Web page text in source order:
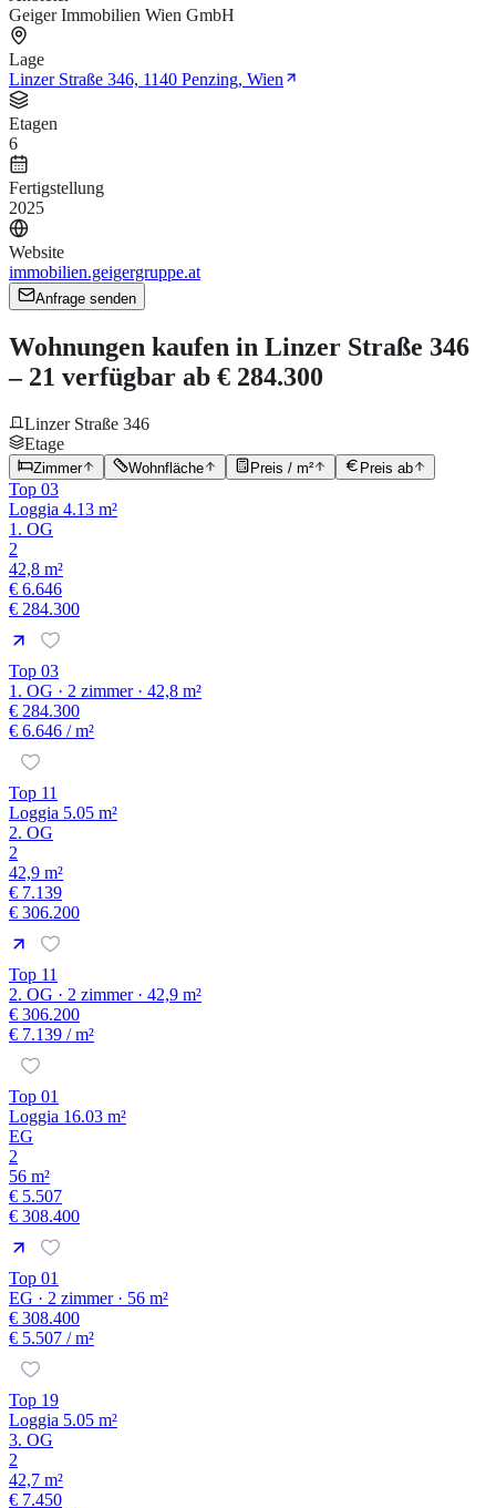
Geiger Immobilien Wien GmbH
Lage
Linzer Straße 346, 1140 Penzing, Wien
Etagen
6
Fertigstellung
2025
Website
immobilien.geigergruppe.at
Anfrage senden
Wohnungen kaufen in Linzer Straße 346
– 21 verfügbar ab € 284.300
Linzer Straße 346
Etage
Zimmer Wohnfläche Preis / m² Preis ab
Top 03
Loggia 4.13 m²
1. OG
2
42,8 m²
€ 6.646
€ 284.300
Top 03
1. OG · 2 zimmer · 42,8 m²
€ 284.300
€ 6.646 / m²
Top 11
Loggia 5.05 m²
2. OG
2
42,9 m²
€ 7.139
€ 306.200
Top 11
2. OG · 2 zimmer · 42,9 m²
€ 306.200
€ 7.139 / m²
Top 01
Loggia 16.03 m²
EG
2
56 m²
€ 5.507
€ 308.400
Top 01
EG · 2 zimmer · 56 m²
€ 308.400
€ 5.507 / m²
Top 19
Loggia 5.05 m²
3. OG
2
42,7 m²
€ 7.450